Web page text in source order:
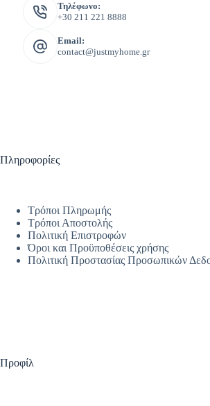
Τηλέφωνο:
+30 211 221 8888
Email:
contact@justmyhome.gr
Πληροφορίες
Τρόποι Πληρωμής
Τρόποι Αποστολής
Πολιτική Επιστροφών
Όροι και Προϋποθέσεις χρήσης
Πολιτική Προστασίας Προσωπικών
Προφίλ